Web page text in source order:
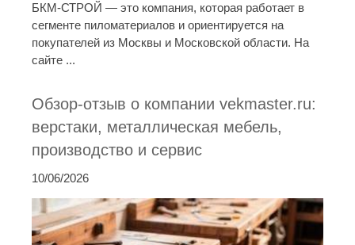
БКМ-СТРОЙ — это компания, которая работает в
сегменте пиломатериалов и ориентируется на
покупателей из Москвы и Московской области. На
сайте ...
Обзор-отзыв о компании vekmaster.ru:
верстаки, металлическая мебель,
производство и сервис
10/06/2026